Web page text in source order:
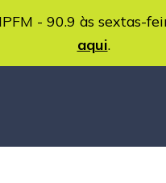
- 90.9 às sextas-
aqui.